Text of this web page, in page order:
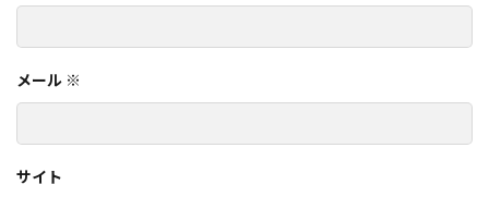
メール ※
サイト